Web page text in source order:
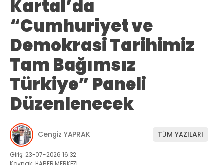
Kartal’da
“Cumhuriyet ve
Demokrasi Tarihimiz
Tam Bağımsız
Türkiye” Paneli
Düzenlenecek
Cengiz YAPRAK TÜM YAZILARI
Giriş: 23-07-2026 16:32
Kaynak: HABER MERKEZI